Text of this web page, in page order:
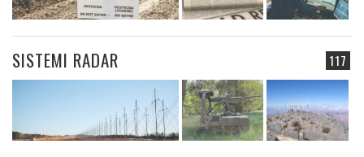
117
SISTEMI RADAR